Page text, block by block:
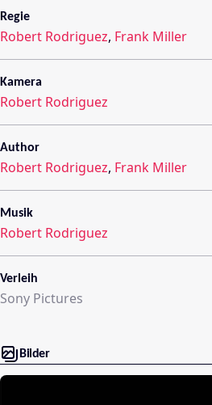
Regie
Robert Rodriguez, Frank Miller
Kamera
Robert Rodriguez
Author
Robert Rodriguez, Frank Miller
Musik
Robert Rodriguez
Verleih
Sony Pictures
Bilder